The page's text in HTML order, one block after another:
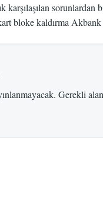
karşılaşılan sorunlardan
bloke kaldırma
Gerekli